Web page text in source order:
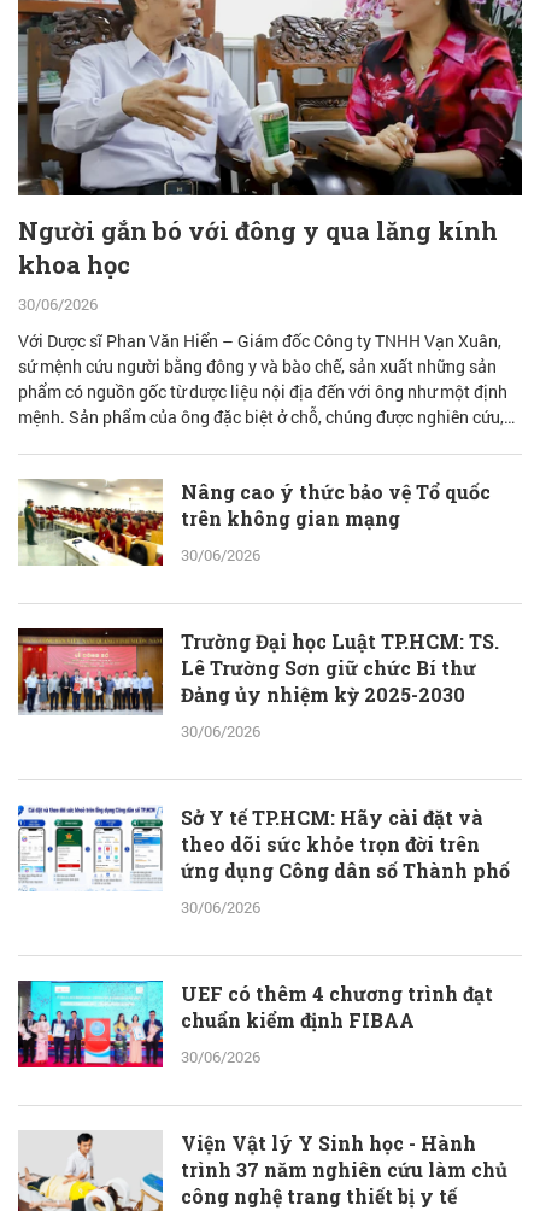
Người gắn bó với đông y qua lăng kính
khoa học
30/06/2026
Với Dược sĩ Phan Văn Hiển – Giám đốc Công ty TNHH Vạn Xuân,
sứ mệnh cứu người bằng đông y và bào chế, sản xuất những sản
phẩm có nguồn gốc từ dược liệu nội địa đến với ông như một định
mệnh. Sản phẩm của ông đặc biệt ở chỗ, chúng được nghiên cứu,
Nâng cao ý thức bảo vệ Tổ quốc
trên không gian mạng
30/06/2026
Trường Đại học Luật TP.HCM: TS.
Lê Trường Sơn giữ chức Bí thư
Đảng ủy nhiệm kỳ 2025-2030
30/06/2026
Sở Y tế TP.HCM: Hãy cài đặt và
theo dõi sức khỏe trọn đời trên
ứng dụng Công dân số Thành phố
30/06/2026
UEF có thêm 4 chương trình đạt
chuẩn kiểm định FIBAA
30/06/2026
Viện Vật lý Y Sinh học - Hành
trình 37 năm nghiên cứu làm chủ
công nghệ trang thiết bị y tế